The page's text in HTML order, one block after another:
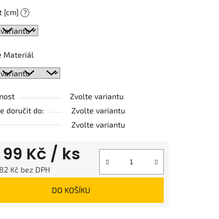
[cm] ?
Materiál
Zvolte variantu
doručit do:
Zvolte variantu
Zvolte variantu
99 Kč / ks
Kč bez DPH
DO KOŠÍKU